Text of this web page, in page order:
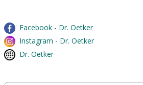
Facebook - Dr. Oetker
Instagram - Dr. Oetker
Dr. Oetker